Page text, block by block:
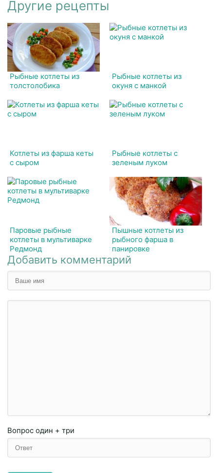
Другие рецепты
Рыбные котлеты из
толстолобика
Рыбные котлеты из
окуня с манкой
Котлеты из фарша кеты
с сыром
Рыбные котлеты с
зеленым луком
Паровые рыбные
котлеты в мультиварке
Редмонд
Пышные котлеты из
рыбного фарша в
панировке
Добавить комментарий
Вопрос один + три